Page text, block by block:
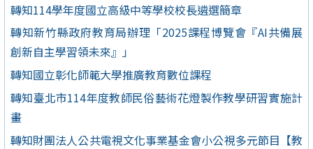
轉知114學年度國立高級中等學校校長遴選簡章
轉知新竹縣政府教育局辦理「2025課程博覽會『AI共備展
創新自主學習領未來』」
轉知國立彰化師範大學推廣教育數位課程
轉知臺北市114年度教師民俗藝術花燈製作教學研習實施計
畫
轉知財團法人公共電視文化事業基金會小公視多元節目【教